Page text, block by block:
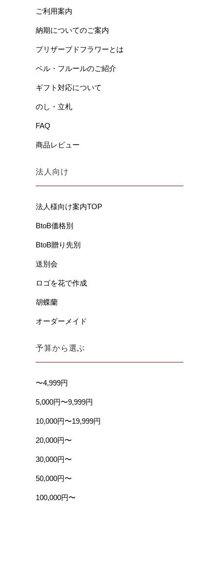
ご利用案内
納期についてのご案内
プリザーブドフラワーとは
ベル・フルールのご紹介
ギフト対応について
のし・立札
FAQ
商品レビュー
法人向け
法人様向け案内TOP
BtoB価格別
BtoB贈り先別
送別会
ロゴを花で作成
胡蝶蘭
オーダーメイド
予算から選ぶ
〜4,999円
5,000円〜9,999円
10,000円〜19,999円
20,000円〜
30,000円〜
50,000円〜
100,000円〜